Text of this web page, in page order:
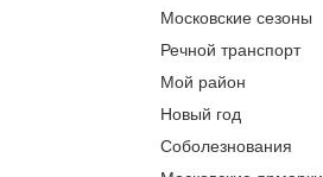
Московские сезоны
Речной транспорт
Мой район
Новый год
Соболезнования